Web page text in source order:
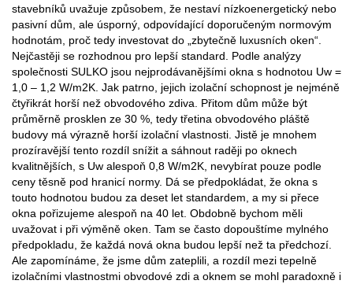
stavebníků uvažuje způsobem, že nestaví nízkoenergetický nebo
pasivní dům, ale úsporný, odpovídající doporučeným normovým
hodnotám, proč tedy investovat do „zbytečně luxusních oken“.
Nejčastěji se rozhodnou pro lepší standard. Podle analýzy
společnosti SULKO jsou nejprodávanějšími okna s hodnotou Uw =
1,0 – 1,2 W/m2K. Jak patrno, jejich izolační schopnost je nejméně
čtyřikrát horší než obvodového zdiva. Přitom dům může být
průměrně prosklen ze 30 %, tedy třetina obvodového pláště
budovy má výrazně horší izolační vlastnosti. Jistě je mnohem
prozíravější tento rozdíl snížit a sáhnout raději po oknech
kvalitnějších, s Uw alespoň 0,8 W/m2K, nevybírat pouze podle
ceny těsně pod hranicí normy. Dá se předpokládat, že okna s
touto hodnotou budou za deset let standardem, a my si přece
okna pořizujeme alespoň na 40 let. Obdobně bychom měli
uvažovat i při výměně oken. Tam se často dopouštíme mylného
předpokladu, že každá nová okna budou lepší než ta předchozí.
Ale zapomínáme, že jsme dům zateplili, a rozdíl mezi tepelně
izolačními vlastnostmi obvodové zdi a oknem se mohl paradoxně i